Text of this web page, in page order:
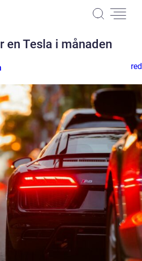
en Tesla i månaden